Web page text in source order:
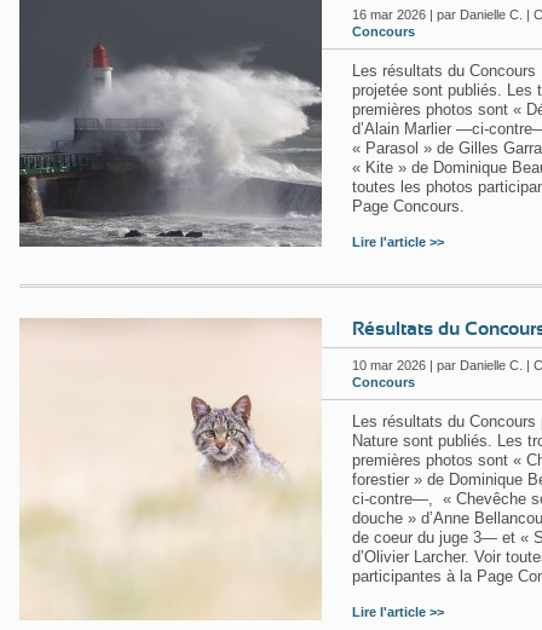
16 mar 2026 | par Danielle C. |
Concours
Les résultats du Concours
projetée sont publiés. Les
premières photos sont «
d’Alain Marlier —ci-
« Parasol » de Gilles
« Kite » de Dominique
toutes les photos
Page Concours.
Lire l'article >>
Résultats du
10 mar 2026 | par Danielle C. |
Concours
Les résultats du Concours
Nature sont publiés. Les
premières photos sont «
forestier » de Dominique
ci-contre—, « Chevêche
douche » d’Anne
de coeur du juge 3— et «
d’Olivier Larcher. Voir
participantes à la Page
Lire l'article >>